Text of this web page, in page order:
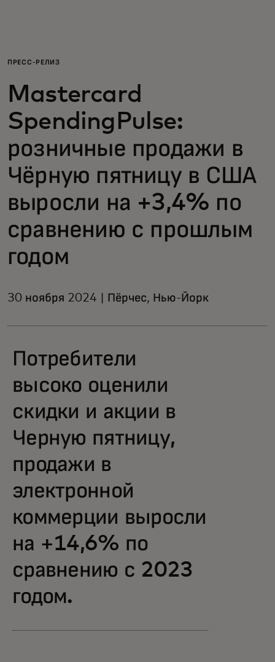
Для бизнеса
Для всего мира
Для новаторов
Новости и тренды
ПРЕСС-РЕЛИЗ
Mastercard
SpendingPulse:
розничные продажи в
Чёрную пятницу в США
выросли на +3,4% по
сравнению с прошлым
годом
30 ноября 2024 | Пёрчес, Нью-Йорк
Потребители
высоко оценили
скидки и акции в
Черную пятницу,
продажи в
электронной
коммерции выросли
на +14,6% по
сравнению с 2023
годом.